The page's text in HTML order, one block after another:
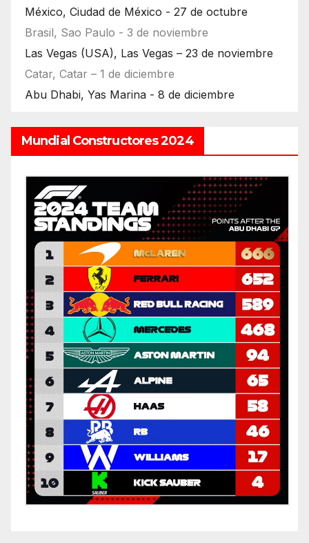
México, Ciudad de México - 27 de octubre
Brasil, Sao Paulo - 3 de noviembre
Las Vegas (USA), Las Vegas – 23 de noviembre
Catar, Catar – 1 de diciembre
Abu Dhabi, Yas Marina - 8 de diciembre
Mundial Constructores 2024